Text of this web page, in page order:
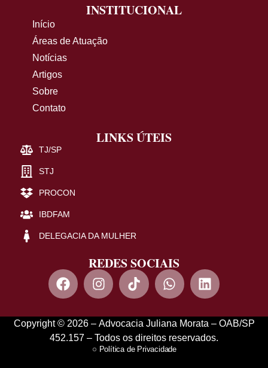
INSTITUCIONAL
Início
Áreas de Atuação
Notícias
Artigos
Sobre
Contato
LINKS ÚTEIS
TJ/SP
STJ
PROCON
IBDFAM
DELEGACIA DA MULHER
REDES SOCIAIS
Copyright © 2026 – Advocacia Juliana Morata – OAB/SP
452.157 – Todos os direitos reservados.
Política de Privacidade